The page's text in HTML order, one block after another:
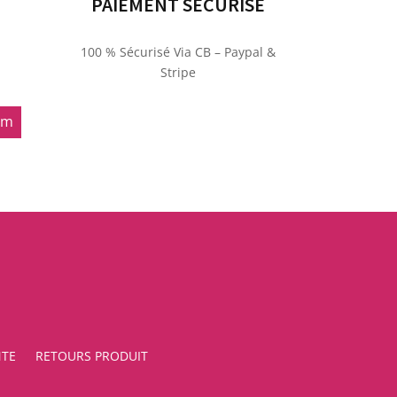
100 % Sécurisé Via CB – Paypal &
Stripe
RETOURS PRODUIT